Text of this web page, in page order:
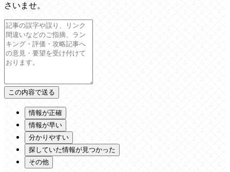
さいませ。
情報が正確
情報が早い
分かりやすい
探していた情報が見つかった
その他